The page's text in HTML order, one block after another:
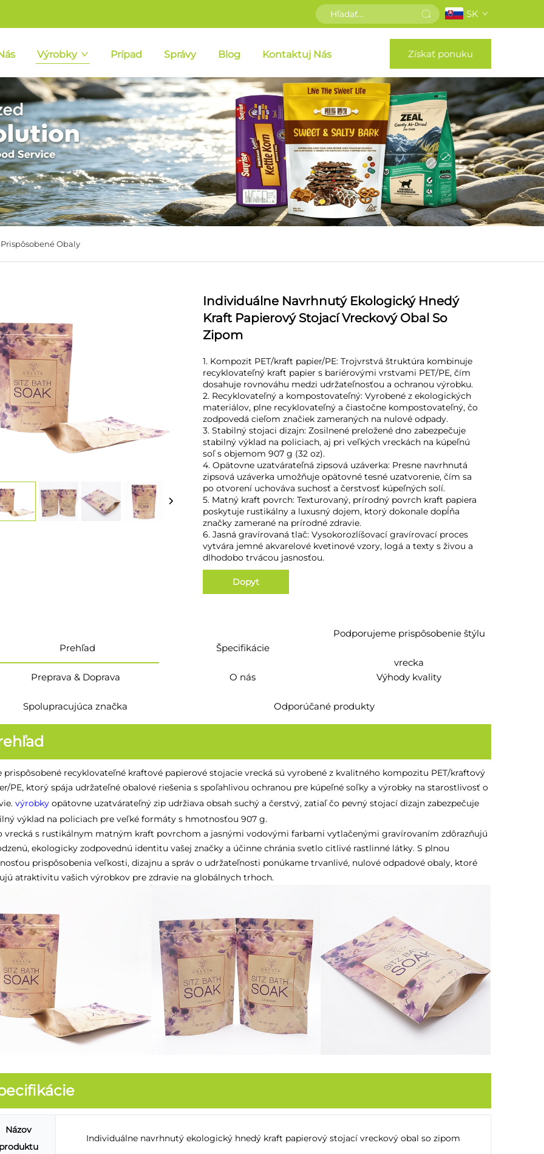
SK
Výrobky Prípad Správy Blog Kontaktuj Nás Získať ponuku
Obaly
Individuálne Navrhnutý Ekologický Hnedý
Kraft Papierový Stojací Vreckový Obal So
Zipom
1. Kompozit PET/kraft papier/PE: Trojvrstvá štruktúra kombinuje
recyklovateľný kraft papier s bariérovými vrstvami PET/PE, čím
dosahuje rovnováhu medzi udržateľnosťou a ochranou výrobku.
2. Recyklovateľný a kompostovateľný: Vyrobené z ekologických
materiálov, plne recyklovateľný a čiastočne kompostovateľný, čo
zodpovedá cieľom značiek zameraných na nulové odpady.
3. Stabilný stojaci dizajn: Zosilnené preložené dno zabezpečuje
stabilný výklad na policiach, aj pri veľkých vreckách na kúpeľnú
soľ s objemom 907 g (32 oz).
4. Opätovne uzatvárateľná zipsová uzáverka: Presne navrhnutá
zipsová uzáverka umožňuje opätovné tesné uzatvorenie, čím sa
po otvorení uchováva suchosť a čerstvosť kúpeľných solí.
5. Matný kraft povrch: Texturovaný, prírodný povrch kraft papiera
poskytuje rustikálny a luxusný dojem, ktorý dokonale dopĺňa
značky zamerané na prírodné zdravie.
6. Jasná gravírovaná tlač: Vysokorozlíšovací gravírovací proces
vytvára jemné akvarelové kvetinové vzory, logá a texty s živou a
dlhodobo trvácou jasnosťou.
Dopyt
Prehľad Špecifikácie
Podporujeme prispôsobenie štýlu
vrecka
Preprava & Doprava
O nás Výhody kvality
Spolupracujúca značka Odporúčané produkty
prispôsobené recyklovateľné kraftové papierové stojacie vrecká sú vyrobené z kvalitného kompozitu PET/kraftový
PE, ktorý spája udržateľné obalové riešenia s spoľahlivou ochranou pre kúpeľné soľky a výrobky na starostlivosť o
výrobky opätovne uzatvárateľný zip udržiava obsah suchý a čerstvý, zatiaľ čo pevný stojací dizajn zabezpečuje
výklad na policiach pre veľké formáty s hmotnosťou 907 g.
vrecká s rustikálnym matným kraft povrchom a jasnými vodovými farbami vytlačenými gravírovaním zdôrazňujú
ekologicky zodpovednú identitu vašej značky a účinne chránia svetlo citlivé rastlinné látky. S plnou
prispôsobenia veľkosti, dizajnu a správ o udržateľnosti ponúkame trvanlivé, nulové odpadové obaly, ktoré
atraktivitu vašich výrobkov pre zdravie na globálnych trhoch.
Názov
Individuálne navrhnutý ekologický hnedý kraft papierový stojací vreckový obal so zipom